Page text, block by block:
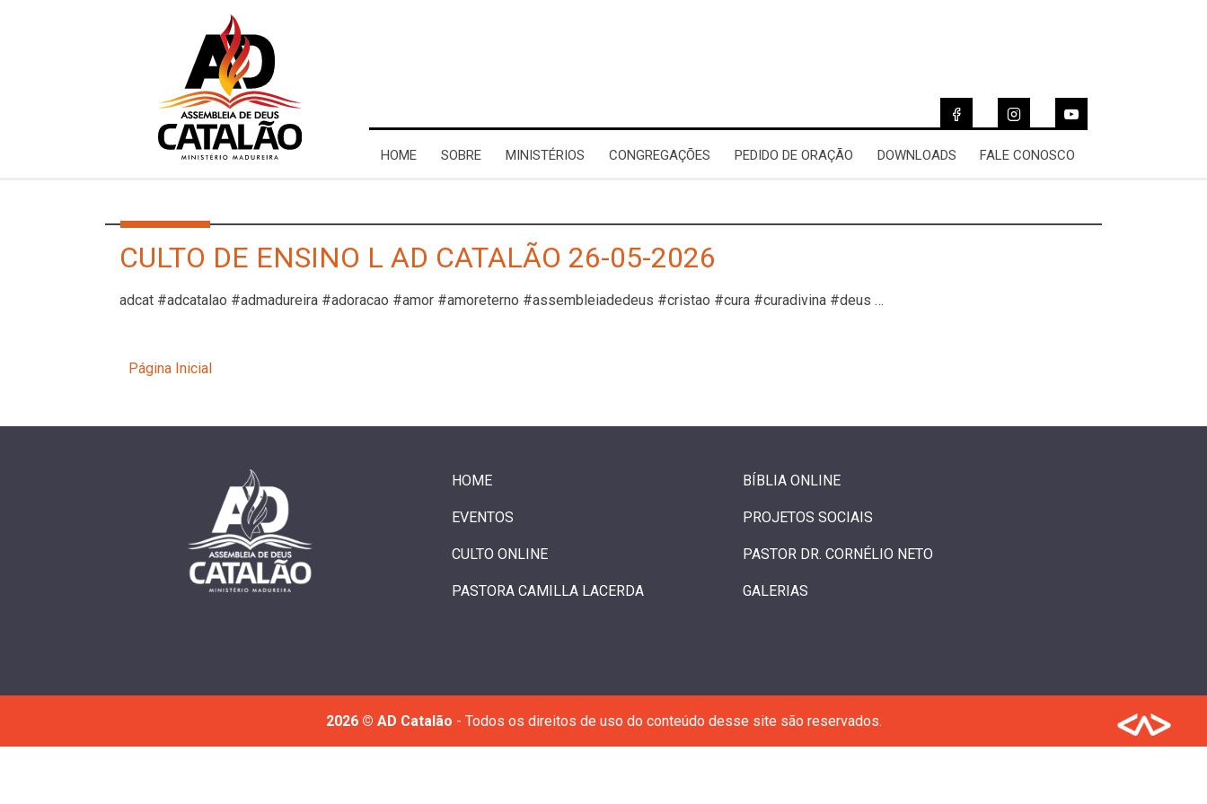
HOME SOBRE MINISTÉRIOS CONGREGAÇÕES PEDIDO DE ORAÇÃO DOWNLOADS FALE CONOSCO
CULTO DE ENSINO L AD CATALÃO 26-05-2026
adcat #adcatalao #admadureira #adoracao #amor #amoreterno #assembleiadedeus #cristao #cura #curadivina #deus …
Página Inicial
HOME BÍBLIA ONLINE
EVENTOS PROJETOS SOCIAIS
CULTO ONLINE PASTOR DR. CORNÉLIO NETO
PASTORA CAMILLA LACERDA GALERIAS
2026 © AD Catalão - Todos os direitos de uso do conteúdo desse site são reservados.